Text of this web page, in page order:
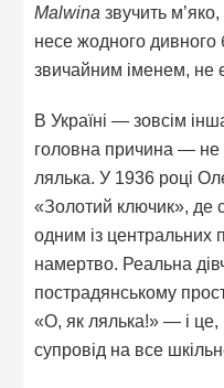
Malwina звучить
несе жодного дивного
звичайним іменем, не
В Україні — зовсім
головна причина —
лялька. У 1936 році
«Золотий ключик», де
одним із центральних
намертво. Реальна
пострадянському
«О, як лялька!» — і це,
супровід на все